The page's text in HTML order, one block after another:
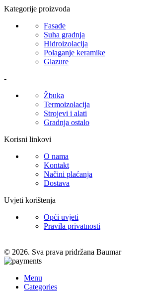
Kategorije proizvoda
Fasade
Suha gradnja
Hidroizolacija
Polaganje keramike
Glazure
-
Žbuka
Termoizolacija
Strojevi i alati
Gradnja ostalo
Korisni linkovi
O nama
Kontakt
Načini plaćanja
Dostava
Uvjeti korištenja
Opći uvjeti
Pravila privatnosti
© 2026. Sva prava pridržana Baumar
Menu
Categories